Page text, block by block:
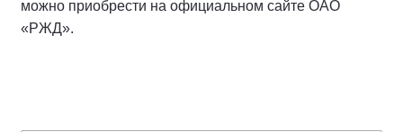
можно приобрести на официальном сайте ОАО
«РЖД».